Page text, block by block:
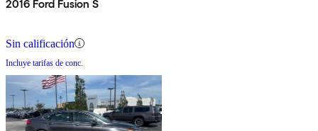
2016 Ford Fusion S
Sin calificación
Incluye tarifas de conc.